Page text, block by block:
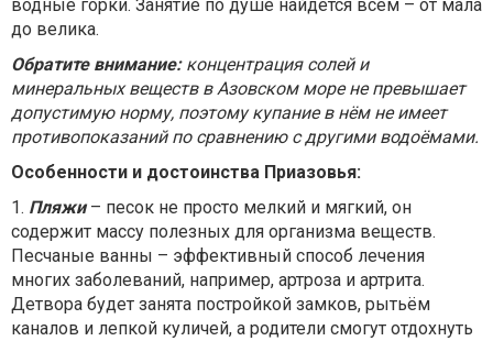
водные горки. Занятие по душе найдётся всем – от мала
до велика.
Обратите внимание: концентрация солей и
минеральных веществ в Азовском море не превышает
допустимую норму, поэтому купание в нём не имеет
противопоказаний по сравнению с другими водоёмами.
Особенности и достоинства Приазовья:
1. Пляжи– песок не просто мелкий и мягкий, он
содержит массу полезных для организма веществ.
Песчаные ванны – эффективный способ лечения
многих заболеваний, например, артроза и артрита.
Детвора будет занята постройкой замков, рытьём
каналов и лепкой куличей, а родители смогут отдохнуть